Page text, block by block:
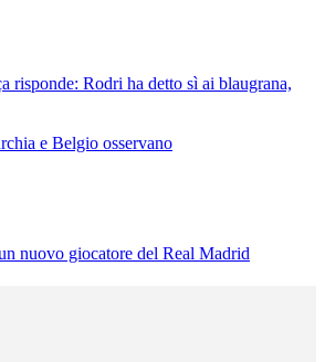
risponde: Rodri ha detto sì ai blaugrana,
e Belgio osservano
nuovo giocatore del Real Madrid